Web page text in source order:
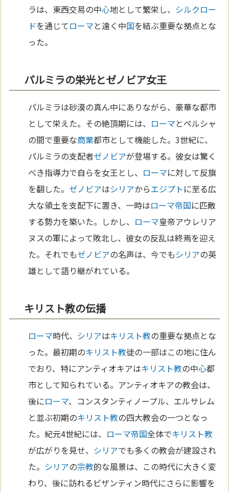
ラは、東西交易の中心地として繁栄し、 シルクロー
ドを通じてローマと遠く中国を結ぶ重要な拠点とな
った。
パルミラの栄光とゼノビア女王
パルミラは砂漠の真ん中にありながら、豪華な都市
として栄えた。その絶頂期には、 ローマとペルシャ
の間で重要な商業都市として機能した。3世紀に、
パルミラの支配者ゼノビアが登場する。彼女は驚く
べき指導力で自らを女王とし、 ローマに対して反旗
を翻した。 ゼノビアはシリアからエジプトに至る広
大な領土を支配下に置き、一時はローマ帝国に匹敵
する勢力を築いた。しかし、 ローマ皇帝アウレリア
ヌスの軍によって敗北し、彼女の反乱は終焉を迎え
た。それでもゼノビアの名声は、今でもシリアの英
雄として語り継がれている。
キリスト教の伝播
ローマ時代、 シリアはキリスト教の重要な拠点とな
った。最初期のキリスト教徒の一部はこの地に住ん
でおり、特にアンティオキアはキリスト教の中心都
市として知られている。アンティオキアの教会は、
後にローマ、コンスタンティノープル、エルサレム
と並ぶ初期のキリスト教の四大教会の一つとなっ
た。紀元4世紀には、 ローマ帝国全体でキリスト教
が広がりを見せ、 シリアでも多くの教会が建設され
た。 シリアの宗教的な風景は、この時代に大きく変
わり、後に訪れるビザンティン時代にさらに影響を